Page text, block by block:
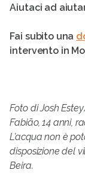
Aiutaci ad
Fai subito una
intervento in
Foto di Josh
Fabião, 14 anni,
L’acqua non è
disposizione del
Beira.